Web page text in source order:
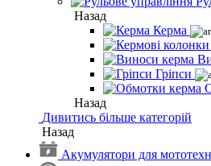
Назад
Керма
Гріпси
Назад
Дивитись більше категорій
Назад
Акумулятори для